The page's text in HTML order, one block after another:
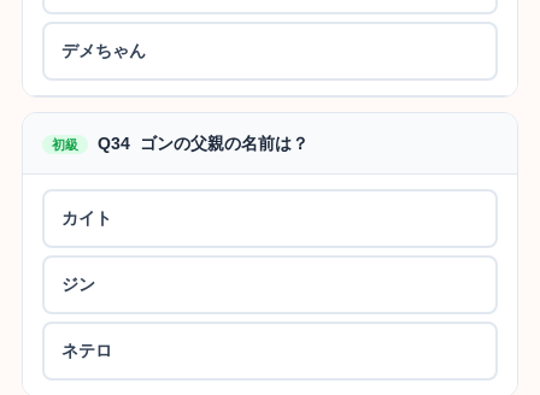
デメちゃん
初級 Q34 ゴンの父親の名前は？
カイト
ジン
ネテロ